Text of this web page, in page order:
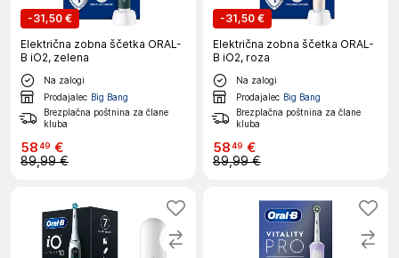
-31,50 €
Električna zobna ščetka ORAL-
B iO2, zelena
Na zalogi
Prodajalec Big Bang
Brezplačna poštnina za člane
kluba
5849 €
89,99 €
-31,50 €
Električna zobna ščetka ORAL-
B iO2, roza
Na zalogi
Prodajalec Big Bang
Brezplačna poštnina za člane
kluba
5849 €
89,99 €